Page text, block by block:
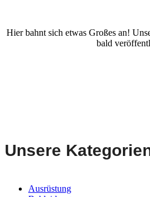
Hier bahnt sich etwas Großes an!
bald
Unsere
Ausrüstung